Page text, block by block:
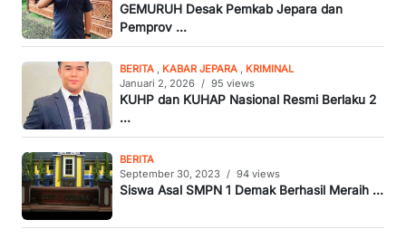
GEMURUH Desak Pemkab Jepara dan
Pemprov ...
BERITA KABAR JEPARA
KRIMINAL
Januari 2, 2026 / 95 views
KUHP dan KUHAP Nasional Resmi Berlaku 2
...
BERITA
September 30, 2023 / 94 views
Siswa Asal SMPN 1 Demak Berhasil Meraih ...